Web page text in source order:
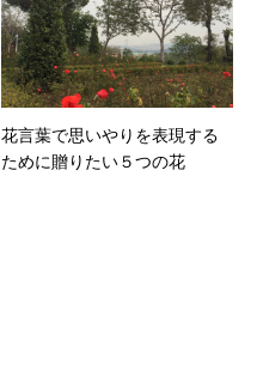
花言葉で思いやりを表現する
ために贈りたい５つの花